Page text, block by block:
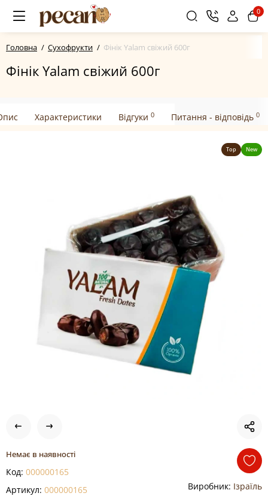
0
Головна Сухофрукти Фінік Yalam свіжий 600г
Фінік Yalam свіжий 600г
Характеристики Відгуки 0 Питання - відповідь 0
Top New
Немає в наявності
Код: 000000165
Артикул: 000000165 Виробник: Ізраїль